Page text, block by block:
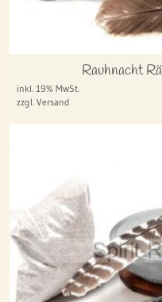
Rauhnacht
inkl. 19% MwSt.
zzgl. Versand